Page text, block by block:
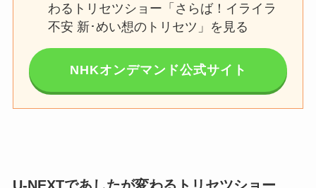
わるトリセツショー「さらば！イライラ
不安 新･めい想のトリセツ」を見る
NHKオンデマンド公式サイト
U-NEXTであしたが変わるトリセツショー